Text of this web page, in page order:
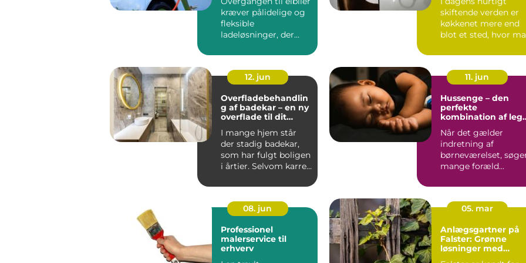
kræver pålidelige og
fleksible
ladeløsninger, der
skiftende verden er
køkkenet mere end
blot et sted, hvor
12. jun
Overfladebehandlin
g af badekar – en ny
overflade til dit
I mange hjem står
der stadig badekar,
som har fulgt boligen
i årtier. Selvom karret
11. jun
Hussenge – den
perfekte
kombination af leg
Når det gælder
indretning af
børneværelset,
mange foræld...
08. jun
Professionel
malerservice til
erhverv
05. mar
Anlægsgartner på
Falster: Grønne
løsninger med